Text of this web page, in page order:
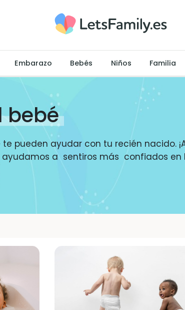
Embarazo Bebés Niños Familia
bebé
pueden ayudar con tu recién nacido.
ayudamos a sentiros más confiados en